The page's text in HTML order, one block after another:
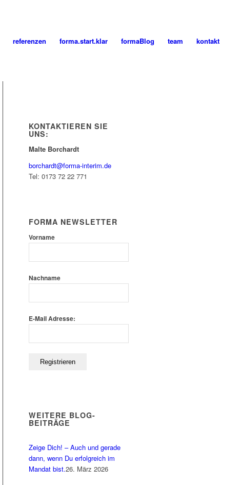
referenzen forma.start.klar formaBlog team kontakt
KONTAKTIEREN SIE
UNS:
Malte Borchardt
borchardt@forma-interim.de
Tel: 0173 72 22 771
FORMA NEWSLETTER
Vorname
Nachname
E-Mail Adresse:
WEITERE BLOG-
BEITRÄGE
Zeige Dich! – Auch und gerade
dann, wenn Du erfolgreich im
Mandat bist.26. März 2026